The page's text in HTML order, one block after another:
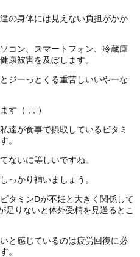
の身体には見えない負担がかか
コン、スマートフォン、冷蔵庫
康被害を及ぼします。
ジーっとくる重苦しいいやーな
す（ ; ; ）
達が食事で摂取しているビタミ
。
ないに等しいですね。
っかり補いましょう。
タミンDが不妊と大きく関係して
足りないと体外受精を見送るとこ
と感じているのは疲労回復に必
。